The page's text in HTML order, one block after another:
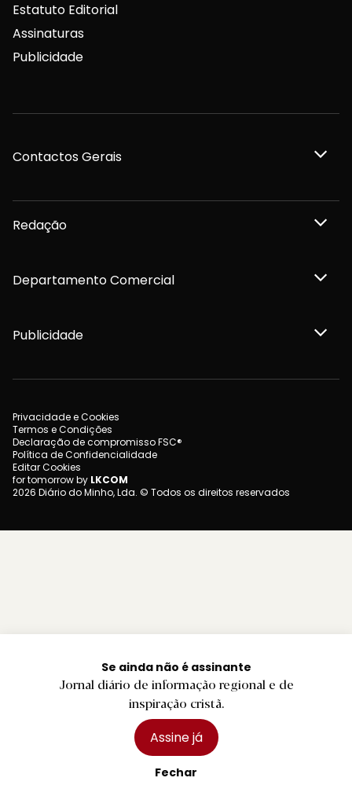
Se ainda não é assinante
Jornal diário de informação regional e de
inspiração cristã.
Assine já
Fechar
Estatuto Editorial
Assinaturas
Publicidade
Contactos Gerais
Redação
Departamento Comercial
Publicidade
Privacidade e Cookies
Termos e Condições
Declaração de compromisso FSC®
Política de Confidencialidade
Editar Cookies
for tomorrow by LKCOM
2026 Diário do Minho, Lda. © Todos os direitos reservados